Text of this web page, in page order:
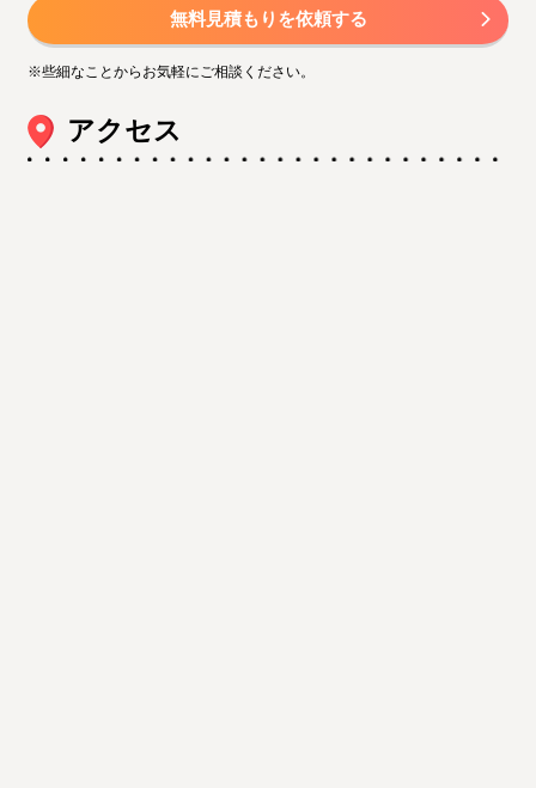
無料見積もりを依頼する
※些細なことからお気軽にご相談ください。
アクセス